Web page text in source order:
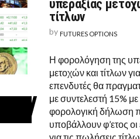
υπεραξίας
τίτλων
by FUTURES OPTIONS
Η φορολόγηση της
μετοχών και τίτλων
επενδυτές θα
με συντελεστή 15% με
φορολογική δήλωση
υποβάλλουν φ’ετος οι